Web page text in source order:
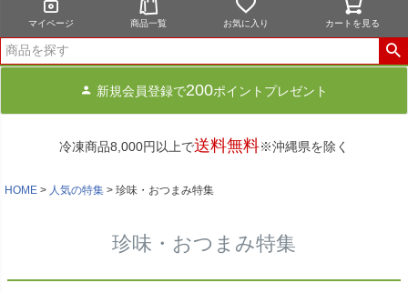
マイページ 商品一覧 お気に入り カートを見る
新規会員登録で200ポイントプレゼント
冷凍商品8,000円以上で送料無料※沖縄県を除く
HOME 人気の特集 珍味・おつまみ特集
珍味・おつまみ特集